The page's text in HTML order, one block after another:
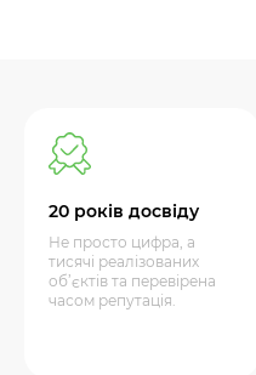
20 років досвіду
Не просто цифра, а
тисячі реалізованих
об’єктів та перевірена
часом репутація.